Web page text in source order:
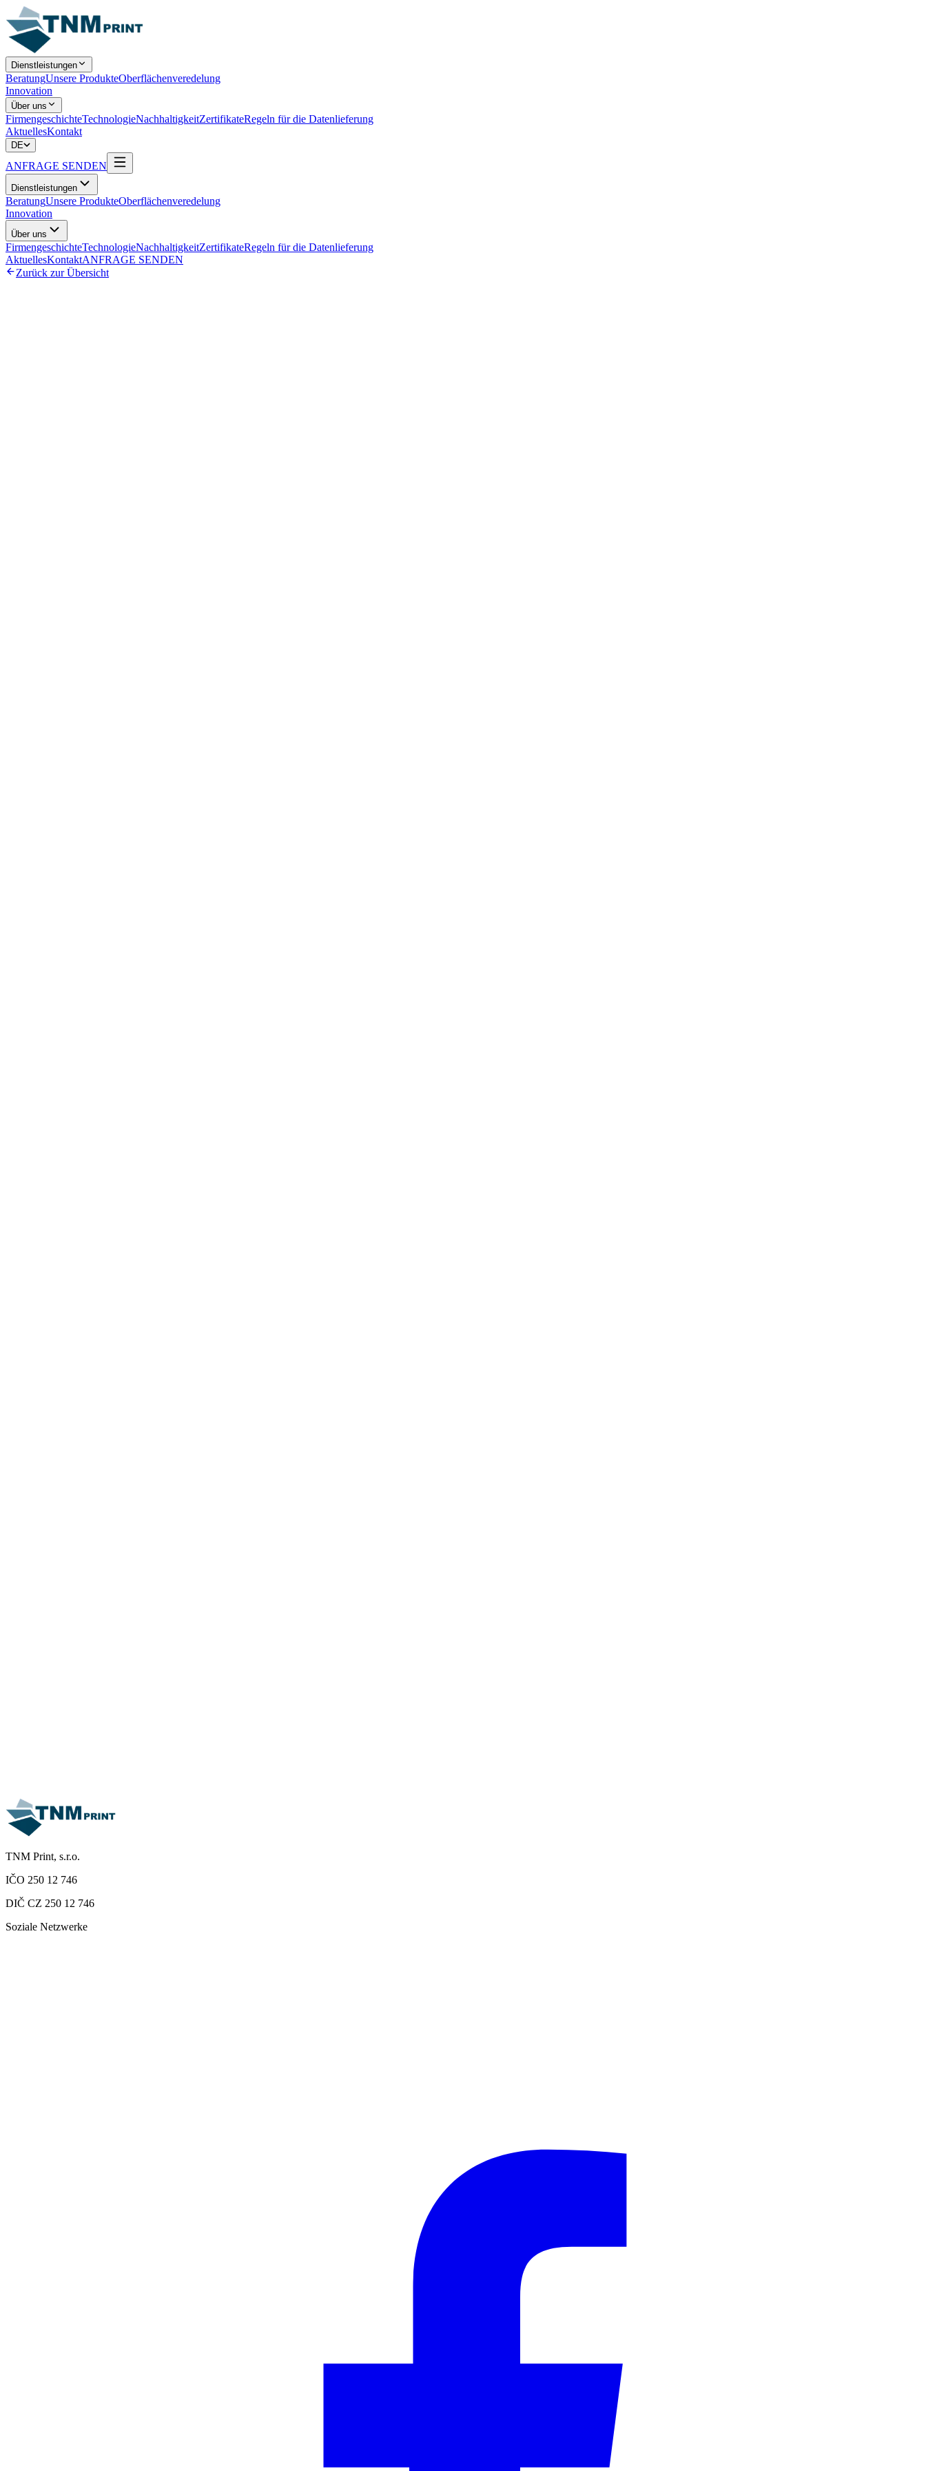
Dienstleistungen
BeratungUnsere ProdukteOberflächenveredelung
Innovation
Über uns
FirmengeschichteTechnologieNachhaltigkeitZertifikateRegeln für die Datenlieferung
AktuellesKontakt
DE
ANFRAGE SENDEN
Dienstleistungen
BeratungUnsere ProdukteOberflächenveredelung
Innovation
Über uns
FirmengeschichteTechnologieNachhaltigkeitZertifikateRegeln für die Datenlieferung
AktuellesKontaktANFRAGE SENDEN
Zurück zur Übersicht
Mehr erfahren
TNM Print, s.r.o.
IČO 250 12 746
DIČ CZ 250 12 746
Soziale Netzwerke